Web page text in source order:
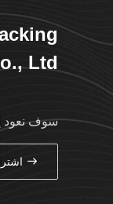
Ltd.
سوف نعود